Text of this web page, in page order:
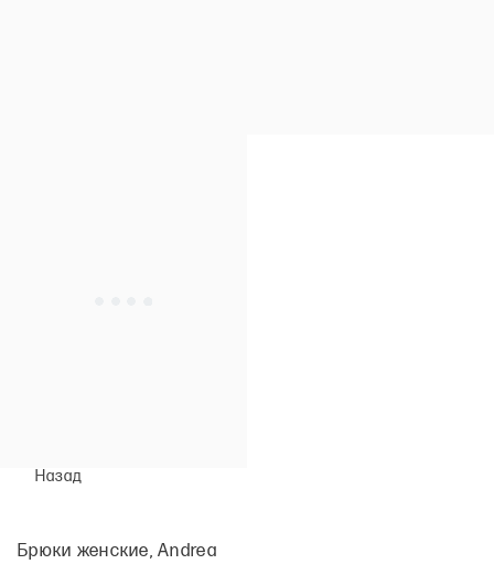
Назад
Брюки женские, Andrea